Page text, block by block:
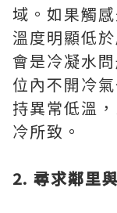
域。如果觸
溫度明顯低
會是冷凝水
位內不開冷
持異常低溫
冷所致。
2. 尋求鄰里